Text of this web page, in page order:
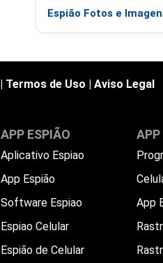
Espião Fotos e
Termos de Uso Aviso Legal
APP ESPIÃO
Aplicativo Espiao
App Espião
Software Espiao
Espiao Celular
Espião de Celular
APP
App